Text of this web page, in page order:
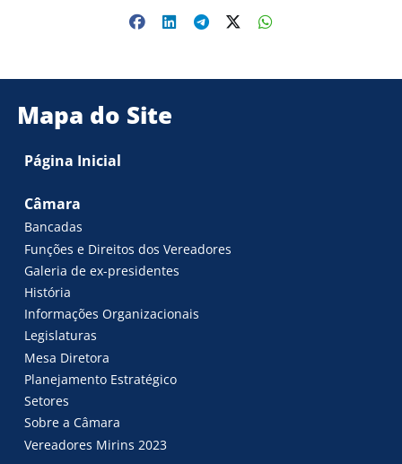
Mapa do Site
Página Inicial
Câmara
Bancadas
Funções e Direitos dos Vereadores
Galeria de ex-presidentes
História
Informações Organizacionais
Legislaturas
Mesa Diretora
Planejamento Estratégico
Setores
Sobre a Câmara
Vereadores Mirins 2023